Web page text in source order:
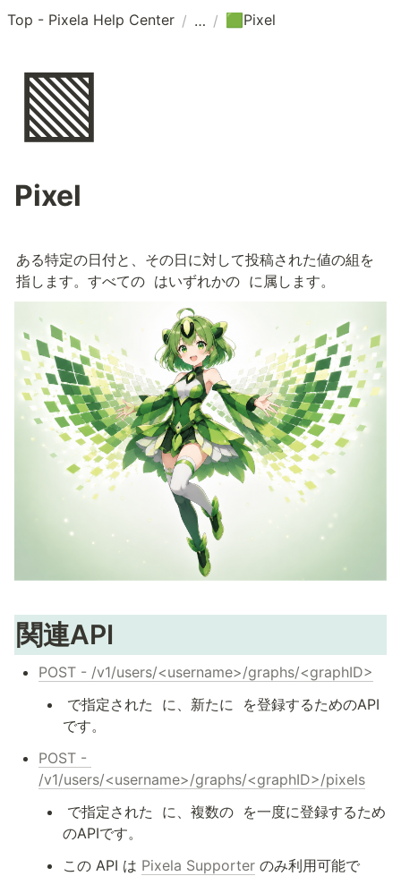
Top - Pixela Help Center / / 🟩 Pixel
🟩
Pixel
ある特定の日付と、その日に対して投稿された値の組を
指します。すべての はいずれかの に属します。
関連API
POST - /v1/users/<username>/graphs/<graphID>
で指定された
に、新たに
を登録するためのAPI
です。
POST -
/v1/users/<username>/graphs/<graphID>/pixels
で指定された
に、複数の を一度に登録するため
のAPIです。
この API は Pixela Supporter のみ利用可能で